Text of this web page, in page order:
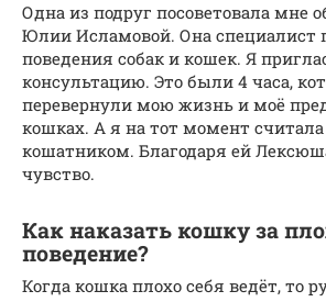
Одна из подруг посоветовала мне
Юлии Исламовой. Она специалист
поведения собак и кошек. Я
консультацию. Это были 4 часа,
перевернули мою жизнь и моё
кошках. А я на тот момент
кошатником. Благодаря ей
чувство.
Как наказать кошку за
поведение?
Когда кошка плохо себя ведёт, то